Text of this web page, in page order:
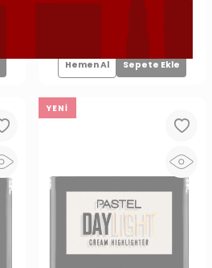
549,00 TL %10
Hemen Al Sepete Ekle
YENI